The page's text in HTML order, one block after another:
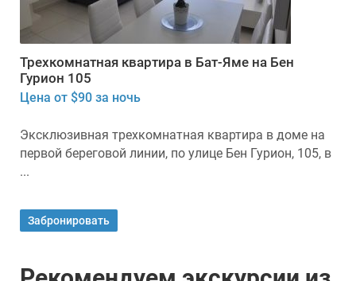
Трехкомнатная квартира в Бат-Яме на Бен
Гурион 105
Цена от $90 за ночь
Эксклюзивная трехкомнатная квартира в доме на
первой береговой линии, по улице Бен Гурион, 105, в
...
Забронировать